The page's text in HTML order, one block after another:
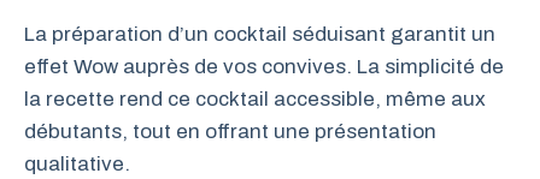
La préparation d’un cocktail séduisant garantit un
effet Wow auprès de vos convives. La simplicité de
la recette rend ce cocktail accessible, même aux
débutants, tout en offrant une présentation
qualitative.